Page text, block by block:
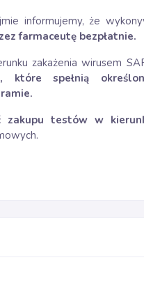
informujemy, że
farmaceutę bezpłatnie.
zakażenia wirusem
które spełnią
testów w